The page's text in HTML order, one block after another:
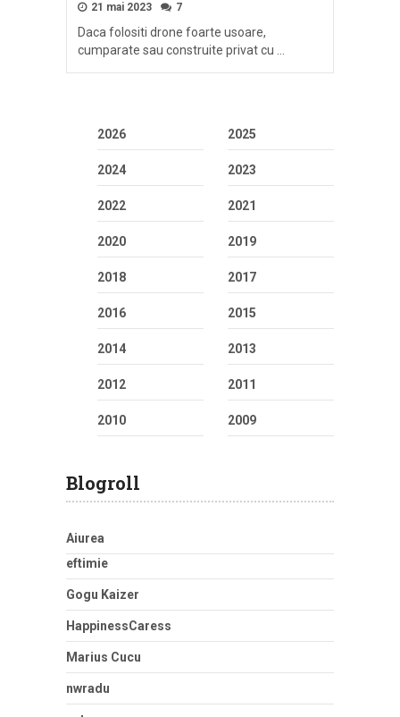
21 mai 2023 7
Daca folositi drone foarte usoare,
cumparate sau construite privat cu …
2026 2025
2024 2023
2022 2021
2020 2019
2018 2017
2016 2015
2014 2013
2012 2011
2010 2009
Blogroll
Aiurea
eftimie
Gogu Kaizer
HappinessCaress
Marius Cucu
nwradu